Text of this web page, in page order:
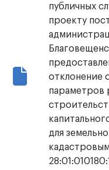
публичных
проекту
отклонение
параметров
для